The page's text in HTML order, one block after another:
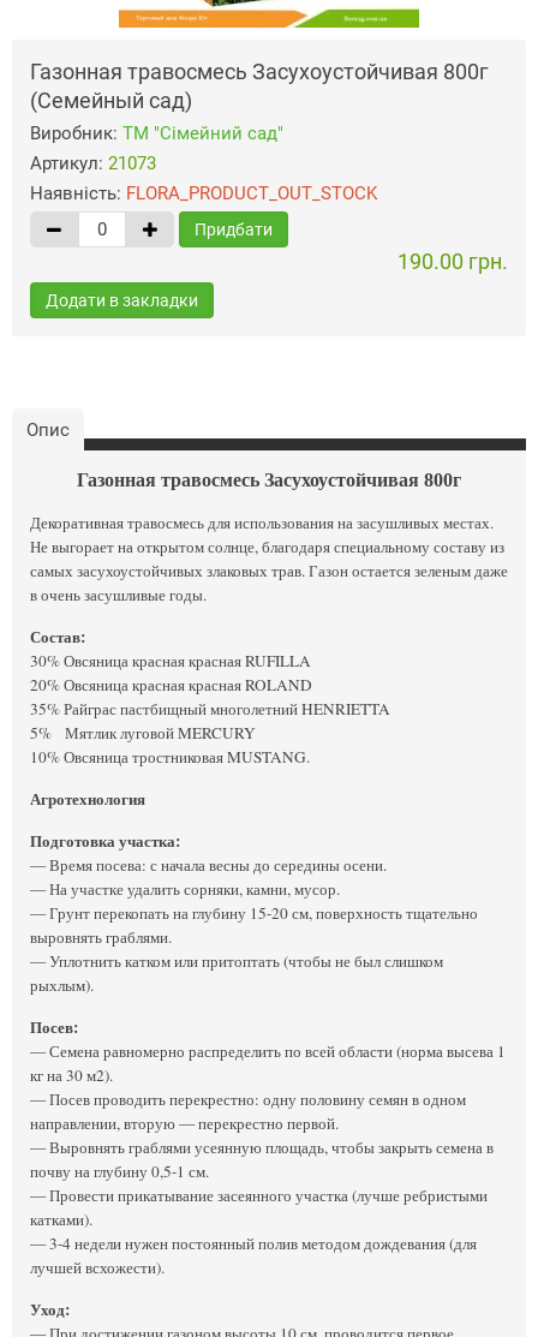
Газонная травосмесь Засухоустойчивая 800г
(Семейный сад)
Виробник: ТМ "Сімейний сад"
Артикул: 21073
Наявність: FLORA_PRODUCT_OUT_STOCK
Придбати
190.00 грн.
Додати в закладки
Опис
Газонная травосмесь Засухоустойчивая 800г
Декоративная травосмесь для использования на засушливых местах.
Не выгорает на открытом солнце, благодаря специальному составу из
самых засухоустойчивых злаковых трав. Газон остается зеленым даже
в очень засушливые годы.
Состав:
30% Овсяница красная красная RUFILLA
20% Овсяница красная красная ROLAND
35% Райграс пастбищный многолетний HENRIETTA
5% Мятлик луговой MERCURY
10% Овсяница тростниковая MUSTANG.
Агротехнология
Подготовка участка:
— Время посева: с начала весны до середины осени.
— На участке удалить сорняки, камни, мусор.
— Грунт перекопать на глубину 15-20 см, поверхность тщательно
выровнять граблями.
— Уплотнить катком или притоптать (чтобы не был слишком
рыхлым).
Посев:
— Семена равномерно распределить по всей области (норма высева 1
кг на 30 м2).
— Посев проводить перекрестно: одну половину семян в одном
направлении, вторую — перекрестно первой.
— Выровнять граблями усеянную площадь, чтобы закрыть семена в
почву на глубину 0,5-1 см.
— Провести прикатывание засеянного участка (лучше ребристыми
катками).
— 3-4 недели нужен постоянный полив методом дождевания (для
лучшей всхожести).
Уход: